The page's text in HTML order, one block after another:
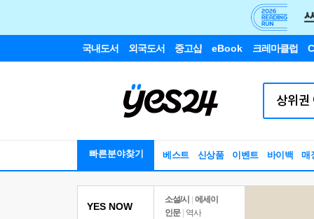
국내도서 외국도서 중고샵 eBook 크레마클럽
빠른분야찾기 베스트 신상품 이벤트 바이백 매
YES NOW
소설/시
에세이
인문
역사